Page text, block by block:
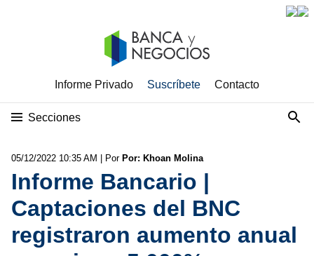
Informe Privado Suscríbete Contacto
Secciones
05/12/2022 10:35 AM | Por Por: Khoan Molina
Informe Bancario |
Captaciones del BNC
registraron aumento anual